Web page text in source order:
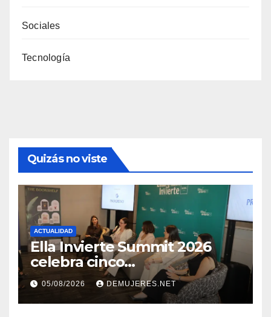
Sociales
Tecnología
Quizás no viste
ACTUALIDAD
Ella Invierte Summit 2026
celebra cinco
añosimpulsando a las
mujeres a construir su
independencia financiera
05/08/2026 DEMUJERES.NET